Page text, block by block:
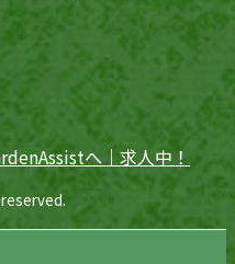
へ｜求人中！